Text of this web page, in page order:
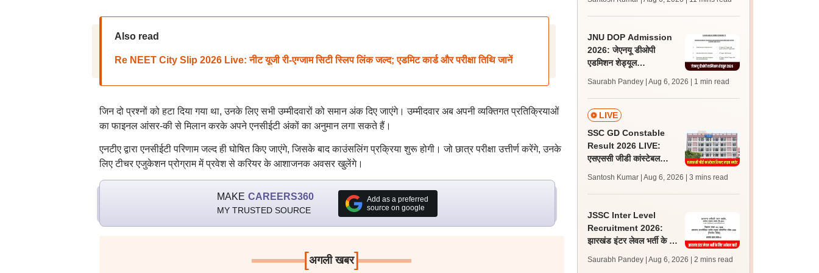
Also read
Re NEET City Slip 2026 Live: नीट यूजी री-एग्जाम सिटी स्लिप लिंक जल्द; एडमिट कार्ड और परीक्षा तिथि जानें
जिन दो प्रश्नों को हटा दिया गया था, उनके लिए सभी उम्मीदवारों को समान अंक दिए जाएंगे। उम्मीदवार अब अपनी व्यक्तिगत प्रतिक्रियाओं
का फाइनल आंसर-की से मिलान करके अपने एनसीईटी अंकों का अनुमान लगा सकते हैं।
एनटीए द्वारा एनसीईटी परिणाम जल्द ही घोषित किए जाएंगे, जिसके बाद काउंसलिंग प्रक्रिया शुरू होगी। जो छात्र परीक्षा उत्तीर्ण करेंगे, उनके
लिए टीचर एजुकेशन प्रोग्राम में प्रवेश से करियर के आशाजनक अवसर खुलेंगे।
MAKE CAREERS360
MY TRUSTED SOURCE
Add as a preferred
source on google
[अगली खबर]
JNU DOP Admission
2026: जेएनयू डीओपी
एडमिशन शेड्यूल
24 अगस्त को जारी होगी मेरिट
लिस्ट
Saurabh Pandey | Aug 6, 2026 | 1 min read
LIVE
SSC GD Constable
Result 2026 LIVE:
एसएससी जीडी कांस्टेबल
लेटेस्ट अपडेट, स्कोरकार्ड लिंक
Santosh Kumar | Aug 6, 2026 | 3 mins read
JSSC Inter Level
Recruitment 2026:
झारखंड इंटर लेवल भर्ती के लिए
Saurabh Pandey | Aug 6, 2026 | 2 mins read